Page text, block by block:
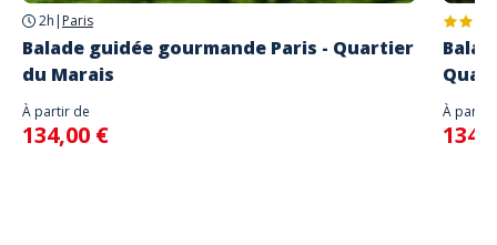
2h | Paris
Balade guidée gourmande Paris - Quartier
du Marais
À partir de
134,00 €
À partir